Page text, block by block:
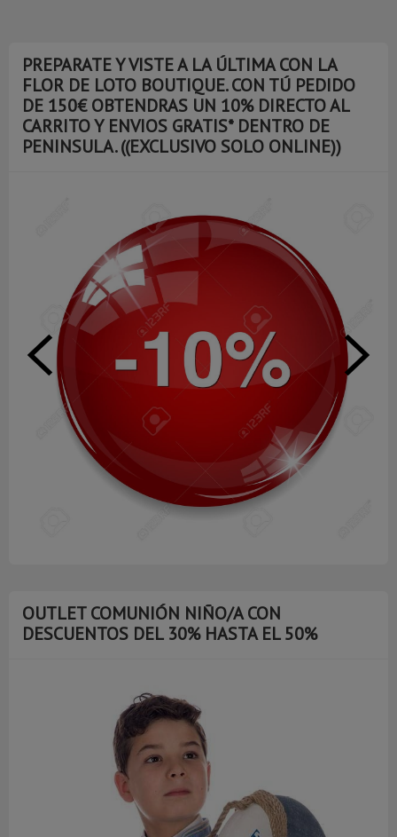
PREPARATE Y VISTE A LA ÚLTIMA CON LA
FLOR DE LOTO BOUTIQUE. CON TÚ PEDIDO
DE 150€ OBTENDRAS UN 10% DIRECTO AL
CARRITO Y ENVIOS GRATIS* DENTRO DE
PENINSULA. ((EXCLUSIVO SOLO ONLINE))
OUTLET COMUNIÓN NIÑO/A CON
DESCUENTOS DEL 30% HASTA EL 50%